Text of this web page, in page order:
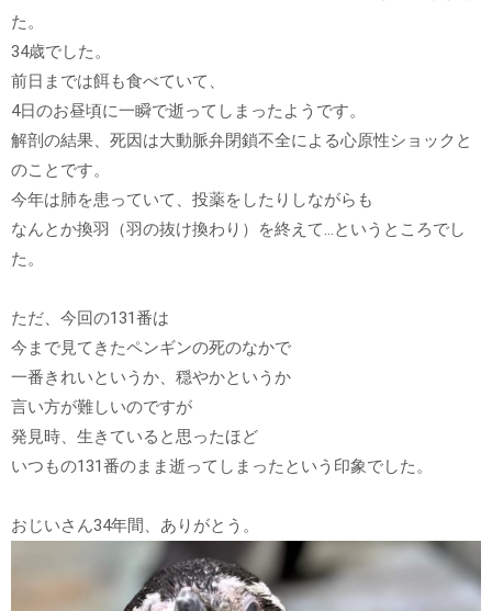
た。
34歳でした。
前日までは餌も食べていて、
4日のお昼頃に一瞬で逝ってしまったようです。
解剖の結果、死因は大動脈弁閉鎖不全による心原性ショックと
のことです。
今年は肺を患っていて、投薬をしたりしながらも
なんとか換羽（羽の抜け換わり）を終えて…というところでし
た。
ただ、今回の131番は
今まで見てきたペンギンの死のなかで
一番きれいというか、穏やかというか
言い方が難しいのですが
発見時、生きていると思ったほど
いつもの131番のまま逝ってしまったという印象でした。
おじいさん34年間、ありがとう。